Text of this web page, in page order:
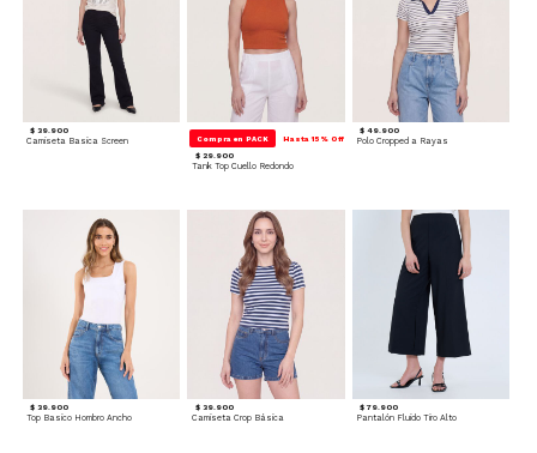
$ 39.900
Camiseta Basica Screen Compra en PACK Hasta 15% Off
$ 29.900
Tank Top Cuello Redondo
$ 49.900
Polo Cropped a Rayas
$ 39.900
Top Basico Hombro Ancho
$ 39.900
Camiseta Crop Básica
$ 79.900
Pantalón Fluido Tiro Alto